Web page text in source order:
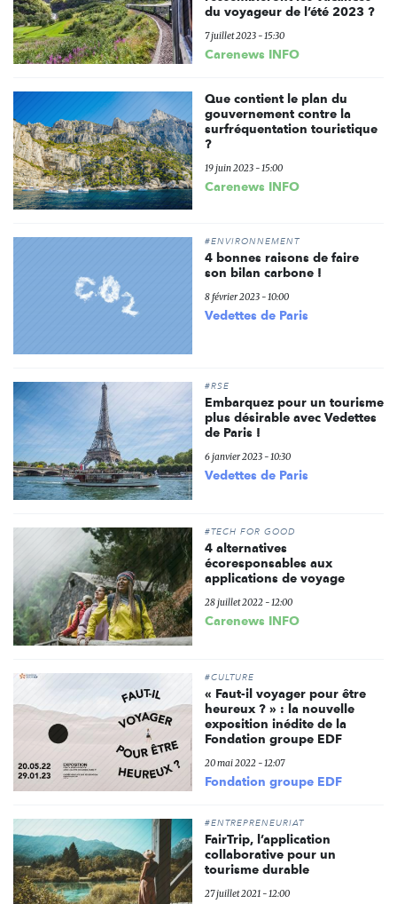
du voyageur de l’été 2023 ?
7 juillet 2023 - 15:30
Carenews INFO
Que contient le plan du
gouvernement contre la
surfréquentation touristique
?
19 juin 2023 - 15:00
Carenews INFO
#ENVIRONNEMENT
4 bonnes raisons de faire
son bilan carbone !
8 février 2023 - 10:00
Vedettes de Paris
#RSE
Embarquez pour un tourisme
plus désirable avec Vedettes
de Paris !
6 janvier 2023 - 10:30
Vedettes de Paris
#TECH FOR GOOD
4 alternatives
écoresponsables aux
applications de voyage
28 juillet 2022 - 12:00
Carenews INFO
#CULTURE
« Faut-il voyager pour être
heureux ? » : la nouvelle
exposition inédite de la
Fondation groupe EDF
20 mai 2022 - 12:07
Fondation groupe EDF
#ENTREPRENEURIAT
FairTrip, l’application
collaborative pour un
tourisme durable
27 juillet 2021 - 12:00